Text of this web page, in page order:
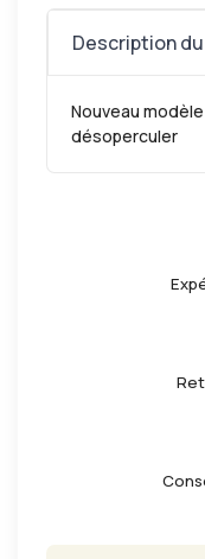
Description
Nouveau
désoperculer